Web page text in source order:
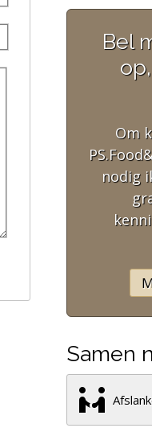
Bel
Om
nodig
Samen